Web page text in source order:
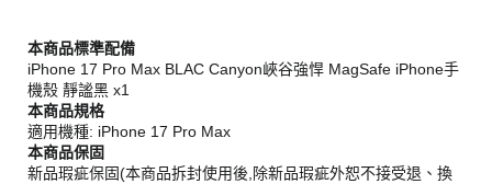
本商品標準配備
iPhone 17 Pro Max BLAC Canyon峽谷強悍 MagSafe iPhone手
機殼 靜謐黑 x1
本商品規格
適用機種: iPhone 17 Pro Max
本商品保固
新品瑕疵保固(本商品拆封使用後,除新品瑕疵外恕不接受退、換